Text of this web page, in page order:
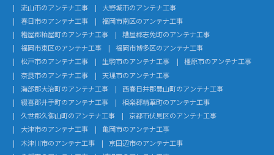
流山市のアンテナ工事
大野城市のアンテナ工事
春日市のアンテナ工事
福岡市南区のアンテナ工事
糟屋郡粕屋町のアンテナ工事
糟屋郡志免町のアンテナ工事
福岡市東区のアンテナ工事
福岡市博多区のアンテナ工事
松戸市のアンテナ工事
生駒市のアンテナ工事
橿原市のアンテナ工事
奈良市のアンテナ工事
天理市のアンテナ工事
海部郡大治町のアンテナ工事
西春日井郡豊山町のアンテナ工事
綴喜郡井手町のアンテナ工事
相楽郡精華町のアンテナ工事
久世郡久御山町のアンテナ工事
京都市伏見区のアンテナ工事
大津市のアンテナ工事
亀岡市のアンテナ工事
木津川市のアンテナ工事
京田辺市のアンテナ工事